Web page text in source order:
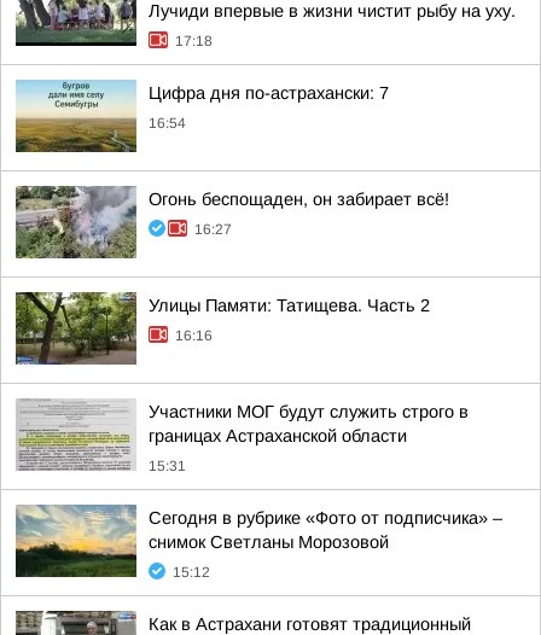
Лучиди впервые в жизни чистит рыбу на уху.
17:18
Цифра дня по-астрахански: 7
16:54
Огонь беспощаден, он забирает всё!
16:27
Улицы Памяти: Татищева. Часть 2
16:16
Участники МОГ будут служить строго в
границах Астраханской области
15:31
Сегодня в рубрике «Фото от подписчика» –
снимок Светланы Морозовой
15:12
Как в Астрахани готовят традиционный